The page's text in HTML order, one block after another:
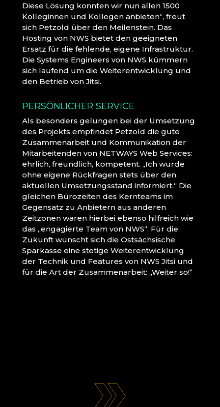
Diese Lösung konnten wir nun allen 1500
Kolleginnen und Kollegen anbieten“, freut
sich Petzold über den Meilenstein. Das
Hosting von NWS bietet den geeigneten
Ersatz für die fehlende, eigene Infrastruktur.
Die Systems Engineers von NWS kümmern
sich laufend um die Weiterentwicklung und
den Betrieb von Jitsi.
PERSÖNLICHER SERVICE
Als besonders gelungen bei der Umsetzung
des Projekts empfindet Petzold die gute
Zusammenarbeit und Kommunikation der
Mitarbeitenden von NETWAYS Web Services:
ehrlich, freundlich, kompetent. „Ich wurde
ohne eigene Rückfragen stets über den
aktuellen Umsetzungsstand informiert.“ Die
gleichen Bürozeiten des Kernteams im
Gegensatz zu Anbietern aus anderen
Zeitzonen waren hierbei ebenso hilfreich wie
das „engagierte Team von NWS“. Für die
Zukunft wünscht sich die Ostsächsische
Sparkasse eine stetige Weiterentwicklung
der Technik und Features von NWS Jitsi und
für die Art der Zusammenarbeit: „Weiter so!“